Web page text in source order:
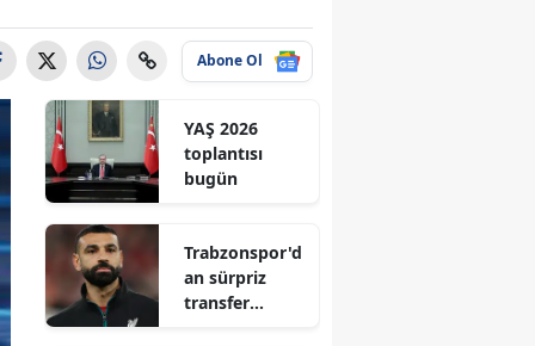
Abone Ol
YAŞ 2026
toplantısı
bugün
Trabzonspor'd
an sürpriz
transfer